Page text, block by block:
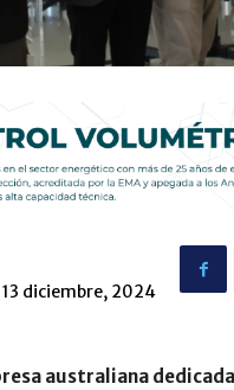
13 diciembre, 2024
australiana